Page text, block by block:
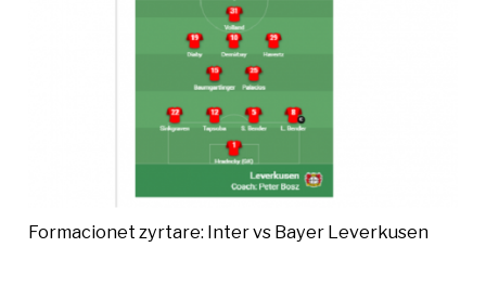
Formacionet zyrtare: Inter vs Bayer Leverkusen